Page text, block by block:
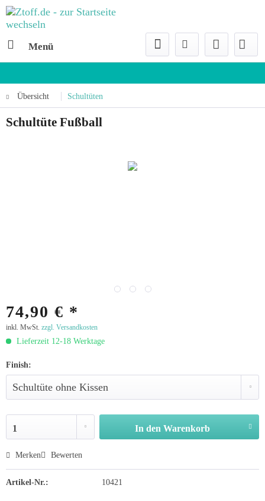
Menü
Übersicht Schultüten
Schultüte Fußball
74,90 € *
inkl. MwSt. zzgl. Versandkosten
Lieferzeit 12-18 Werktage
Finish:
In den Warenkorb
Merken Bewerten
Artikel-Nr.: 10421